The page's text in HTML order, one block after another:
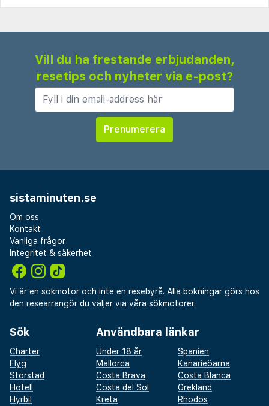
Vill du ha frestande erbjudanden,
resetips och nyheter via e-post?
sistaminuten.se
Om oss
Kontakt
Vanliga frågor
Integritet & säkerhet
Vi är en sökmotor och inte en resebyrå. Alla bokningar görs hos
den researrangör du väljer via våra sökmotorer.
Sök
Charter
Flyg
Storstad
Hotell
Hyrbil
Användbara länkar
Under 18 år
Spanien
Mallorca
Kanarieöarna
Costa Brava
Costa Blanca
Costa del Sol
Grekland
Kreta
Rhodos